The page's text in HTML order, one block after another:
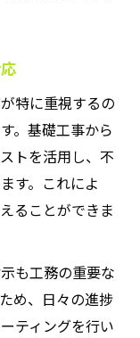
特に重視するの
。基礎工事から
トを活用し、不
す。これによ
ることができま
も工務の重要な
め、日々の進捗
ティングを行い